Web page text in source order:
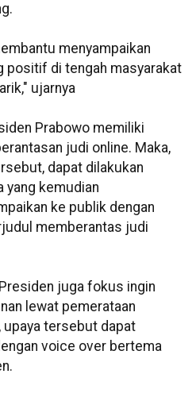
menyampaikan
positif di tengah masyarakat
ujarnya
Prabowo memiliki
judi online. Maka,
dapat dilakukan
yang kemudian
ke publik dengan
memberantas judi
juga fokus ingin
lewat pemerataan
upaya tersebut dapat
voice over bertema